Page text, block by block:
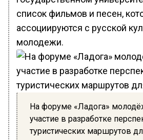
список фильмов и песен,
ассоциируются с русской
молодежи.
На форуме «Ладога»
участие в разработке
туристических маршрутов